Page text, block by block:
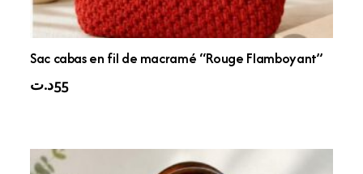
Sac cabas en fil de macramé “Rouge Flamboyant”
55د.ت